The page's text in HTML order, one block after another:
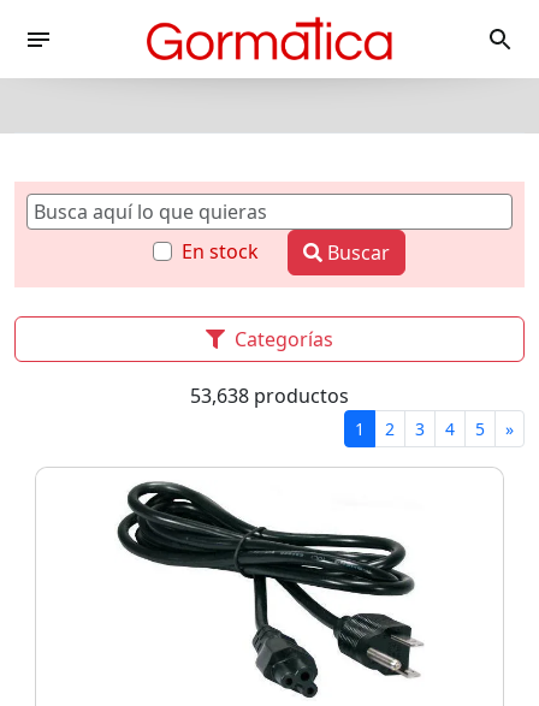
En stock Buscar
Categorías
53,638 productos
1 2 3 4 5 »